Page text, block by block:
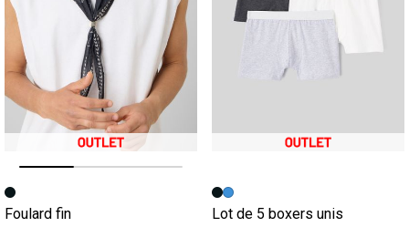
Image précédente
Image suivante
Foulard fin
Lot de 5 boxers unis